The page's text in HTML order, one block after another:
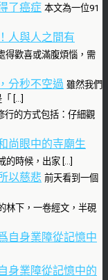
了癌症 本文為一位91
人與人之間有
得歡喜或滿腹煩惱，需
分秒不空過 雖然我們
[…]
行的方式包括：仔細觀
尚眼中的寺廟生
的時候，出家 […]
以慈悲 前天看到一個
林下，一卷經文，半硯
身業障從記憶中的